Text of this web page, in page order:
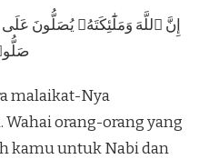
إِنَّ ٱللَّهَ وَمَلَٰٓئِكَتَهُۥ يُصَلُّونَ
malaikat-Nya
orang-orang yang
kamu untuk Nabi dan